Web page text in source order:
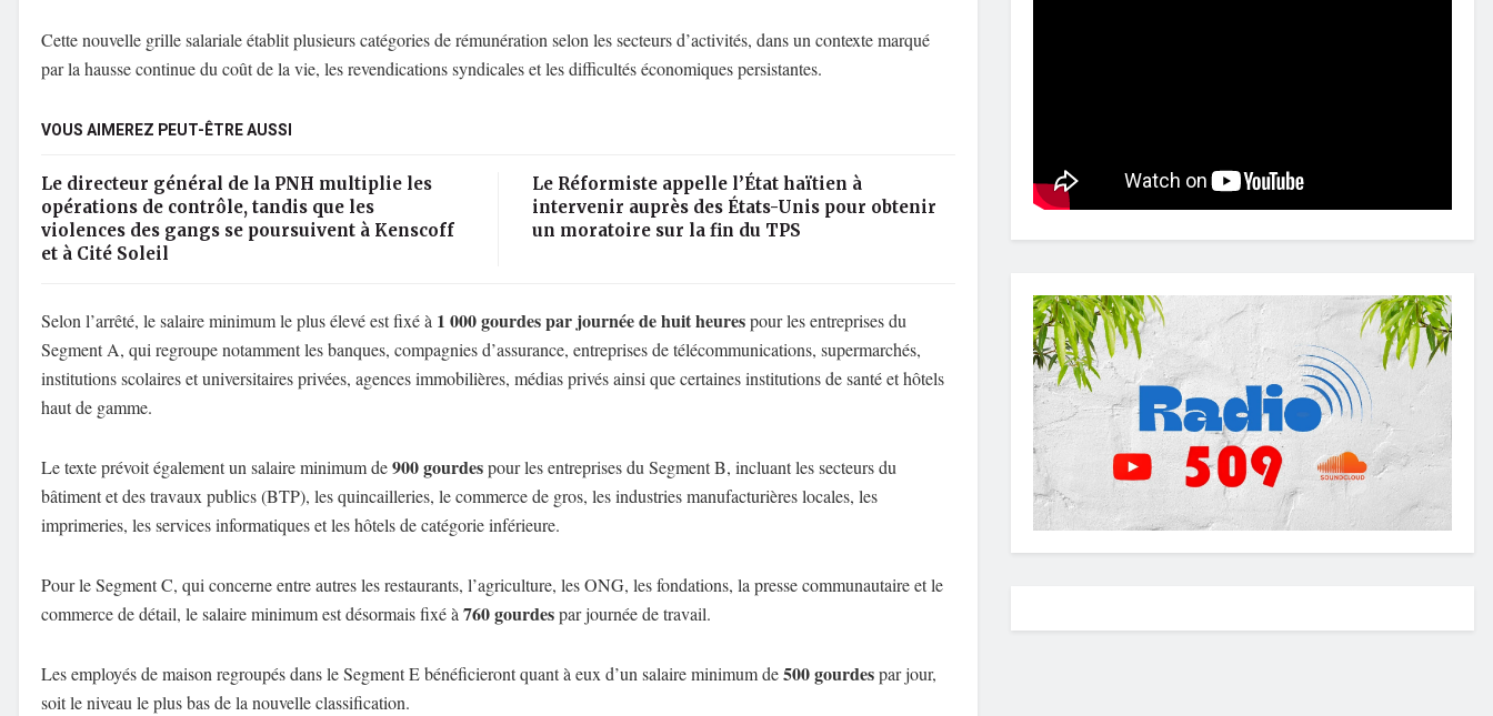
Cette nouvelle grille salariale établit plusieurs catégories de rémunération selon les secteurs d’activités, dans un contexte marqué
par la hausse continue du coût de la vie, les revendications syndicales et les difficultés économiques persistantes.
VOUS AIMEREZ PEUT-ÊTRE AUSSI
Le directeur général de la PNH multiplie les
opérations de contrôle, tandis que les
violences des gangs se poursuivent à Kenscoff
et à Cité Soleil
Le Réformiste appelle l’État haïtien à
intervenir auprès des États-Unis pour obtenir
un moratoire sur la fin du TPS
Selon l’arrêté, le salaire minimum le plus élevé est fixé à 1 000 gourdes par journée de huit heurespour les entreprises du
Segment A, qui regroupe notamment les banques, compagnies d’assurance, entreprises de télécommunications, supermarchés,
institutions scolaires et universitaires privées, agences immobilières, médias privés ainsi que certaines institutions de santé et hôtels
haut de gamme.
Le texte prévoit également un salaire minimum de900 gourdespour les entreprises du Segment B, incluant les secteurs du
bâtiment et des travaux publics (BTP), les quincailleries, le commerce de gros, les industries manufacturières locales, les
imprimeries, les services informatiques et les hôtels de catégorie inférieure.
Pour le Segment C, qui concerne entre autres les restaurants, l’agriculture, les ONG, les fondations, la presse communautaire et le
commerce de détail, le salaire minimum est désormais fixé à760 gourdespar journée de travail.
Les employés de maison regroupés dans le Segment E bénéficieront quant à eux d’un salaire minimum de500 gourdespar jour,
soit le niveau le plus bas de la nouvelle classification.